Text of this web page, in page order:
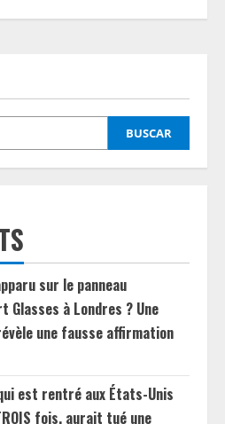
BUSCAR
sur le panneau
à Londres ? Une
une fausse affirmation
est rentré aux États-Unis
fois, aurait tué une